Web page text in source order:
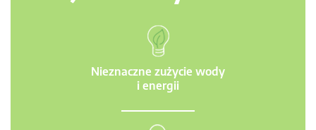
Nieznaczne zużycie wody
i energii